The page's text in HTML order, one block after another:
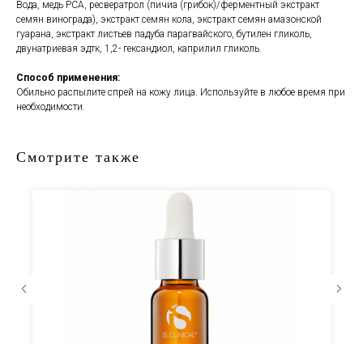
Вода, медь РСА, ресвератрол (пичиа (грибок)/ферментный экстракт
семян винограда), экстракт семян кола, экстракт семян амазонской
гуарана, экстракт листьев падуба парагвайского, бутилен гликоль,
двунатриевая эдтк, 1,2- гександиол, каприлил гликоль.
Способ применения:
Обильно распылите спрей на кожу лица. Используйте в любое время при
необходимости.
Смотрите также